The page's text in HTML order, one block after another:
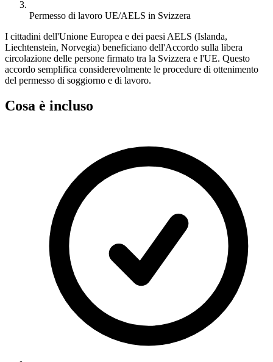
Permesso di lavoro UE/AELS in Svizzera
I cittadini dell'Unione Europea e dei paesi AELS (Islanda,
Liechtenstein, Norvegia) beneficiano dell'Accordo sulla libera
circolazione delle persone firmato tra la Svizzera e l'UE. Questo
accordo semplifica considerevolmente le procedure di ottenimento
del permesso di soggiorno e di lavoro.
Cosa è incluso